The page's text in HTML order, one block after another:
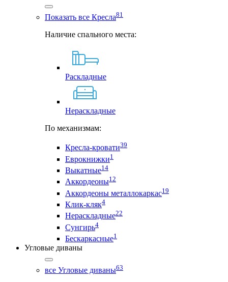
Показать все Кресла81
Наличие спального места:
Раскладные
Нераскладные
По механизмам:
Кресла-кровати39
Еврокнижки1
Выкатные14
Аккордеоны12
Аккордеоны металлокаркас19
Клик-кляк4
Нераскладные22
Сунгирь4
Бескаркасные1
Угловые диваны
все Угловые диваны63